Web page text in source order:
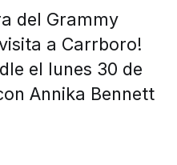
del Grammy
a Carrboro!
el lunes 30 de
Annika Bennett